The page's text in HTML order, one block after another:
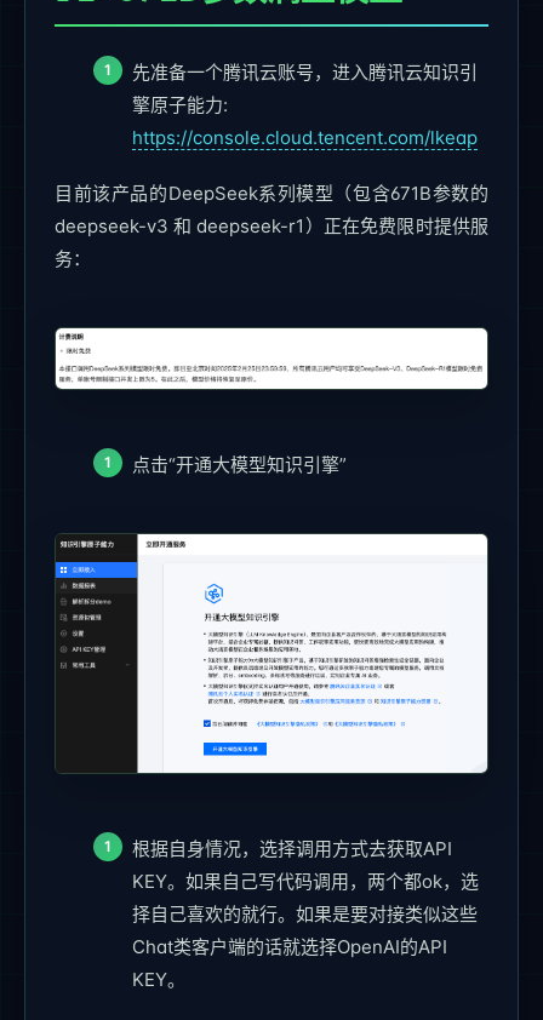
先准备一个腾讯云账号，进入腾讯云知识引
擎原子能力:
https://console.cloud.tencent.com/lkeap
目前该产品的DeepSeek系列模型（包含671B参数的
deepseek-v3 和 deepseek-r1）正在免费限时提供服
务：
点击“开通大模型知识引擎”
根据自身情况，选择调用方式去获取API
KEY。如果自己写代码调用，两个都ok，选
择自己喜欢的就行。如果是要对接类似这些
Chat类客户端的话就选择OpenAI的API
KEY。